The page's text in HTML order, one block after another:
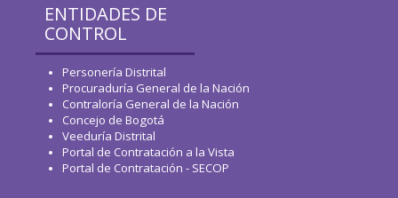
ENTIDADES DE
CONTROL
Personería Distrital
Procuraduría General de la Nación
Contraloría General de la Nación
Concejo de Bogotá
Veeduría Distrital
Portal de Contratación a la Vista
Portal de Contratación - SECOP